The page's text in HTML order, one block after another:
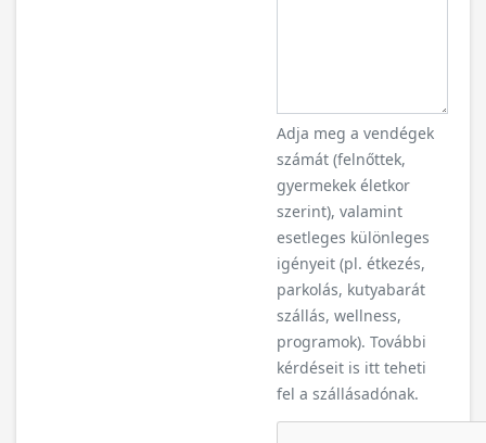
Adja meg a vendégek
számát (felnőttek,
gyermekek életkor
szerint), valamint
esetleges különleges
igényeit (pl. étkezés,
parkolás, kutyabarát
szállás, wellness,
programok). További
kérdéseit is itt teheti
fel a szállásadónak.